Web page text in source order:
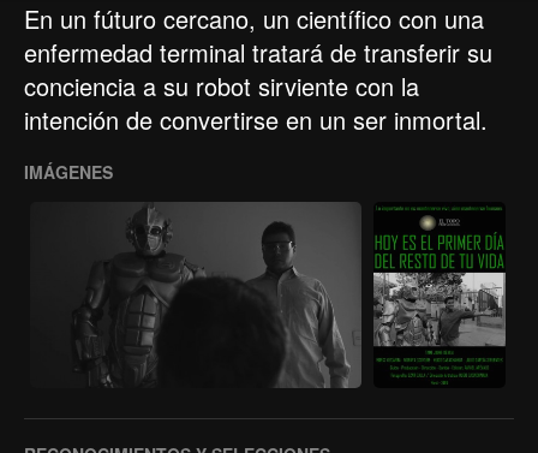
En un fúturo cercano, un científico con una
enfermedad terminal tratará de transferir su
conciencia a su robot sirviente con la
intención de convertirse en un ser inmortal.
IMÁGENES